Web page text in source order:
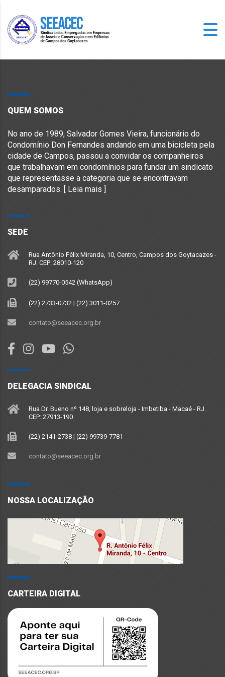
QUEM SOMOS
No ano de 1989, Salvador Gomes Vieira, funcionário do
Condomínio Don Fernandes andando em uma bicicleta pela
cidade de Campos, passou a convidar os companheiros
que trabalhavam em condomínios para fundar um sindicato
que representasse a categoria que se encontravam
desamparados. [ Leia mais ]
SEDE
Rua Antônio Félix Miranda, 10, Centro, Campos dos Goytacazes -
RJ. CEP: 28010-120
(22) 99770-0542 (WhatsApp)
(22) 2733-0732 | (22) 3011-0257
contato@seeacec.org.br
DELEGACIA SINDICAL
Rua Dr. Bueno nº 148, loja e sobreloja - Imbetiba - Macaé - RJ.
CEP: 27913-190
(22) 2141-2738 | (22) 99739-7781
contato@seeacec.org.br
NOSSA LOCALIZAÇÃO
CARTEIRA DIGITAL